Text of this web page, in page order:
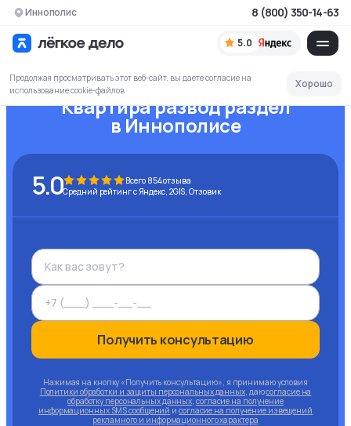
Иннополис
5.0
8 (800) 350-14-63
Продолжая просматривать этот веб-сайт, вы даете согласие на
использование cookie-файлов
Хорошо
Квартира развод раздел
в Иннополисе
5.0 Всего 854отзыва
Средний рейтинг с Яндекс, 2GIS, Отзовик
Получить консультацию
Нажимая на кнопку «Получить консультацию», я принимаю условия
Политики обработки и защиты персональных данных, даюсогласие на
обработку персональных данных, согласие на получение
информационных SMS сообщений и согласие на получение извещений
рекламного и информационного характера